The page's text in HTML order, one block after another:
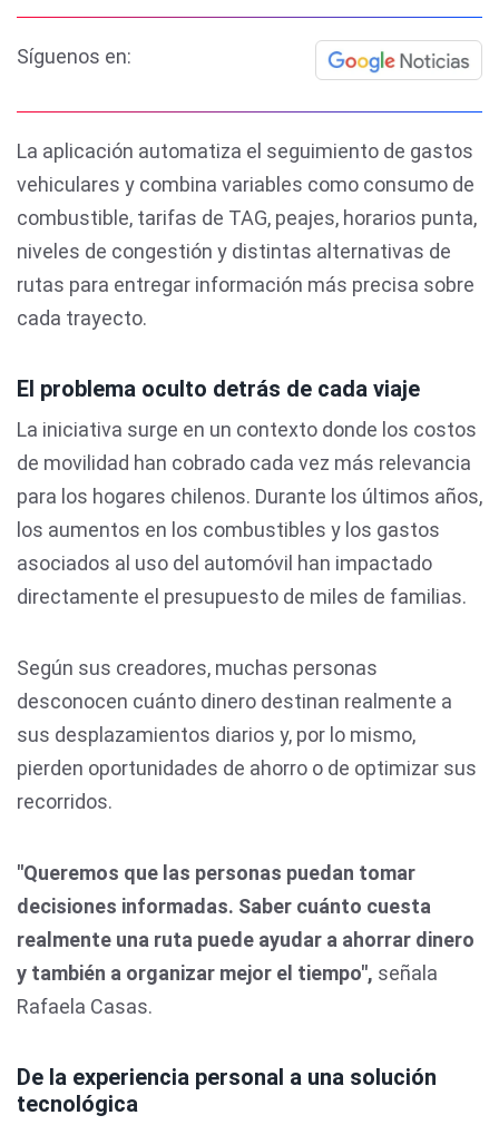
Síguenos en:
La aplicación automatiza el seguimiento de gastos
vehiculares y combina variables como consumo de
combustible, tarifas de TAG, peajes, horarios punta,
niveles de congestión y distintas alternativas de
rutas para entregar información más precisa sobre
cada trayecto.
El problema oculto detrás de cada viaje
La iniciativa surge en un contexto donde los costos
de movilidad han cobrado cada vez más relevancia
para los hogares chilenos. Durante los últimos años,
los aumentos en los combustibles y los gastos
asociados al uso del automóvil han impactado
directamente el presupuesto de miles de familias.
Según sus creadores, muchas personas
desconocen cuánto dinero destinan realmente a
sus desplazamientos diarios y, por lo mismo,
pierden oportunidades de ahorro o de optimizar sus
recorridos.
"Queremos que las personas puedan tomar
decisiones informadas. Saber cuánto cuesta
realmente una ruta puede ayudar a ahorrar dinero
y también a organizar mejor el tiempo", señala
Rafaela Casas.
De la experiencia personal a una solución
tecnológica